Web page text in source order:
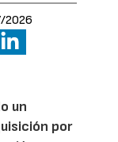
2026
un
por